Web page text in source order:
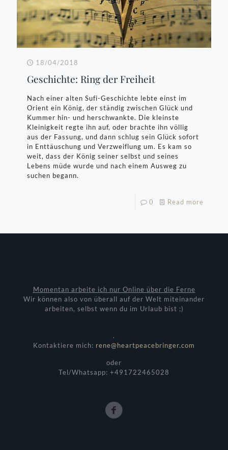
18/04/2018
Geschichte: Ring der Freiheit
Nach einer alten Sufi-Geschichte lebte einst im
Orient ein König, der ständig zwischen Glück und
Kummer hin- und herschwankte. Die kleinste
Kleinigkeit regte ihn auf, oder brachte ihn völlig
aus der Fassung, und dann schlug sein Glück sofort
in Enttäuschung und Verzweiflung um. Es kam so
weit, dass der König seiner selbst und seines
Lebens müde wurde und nach einem Ausweg zu
suchen begann.
0 Read more
Momentan arbeite ich nur Online über die Ferne
Wir können also von überall auf der Welt miteinander
arbeiten, selbst wenn du im Urlaub bist ;)
.
Kontaktiere mich: rene@heartpeacebringer.com
oder
Tel/Whatsapp: +491722465028